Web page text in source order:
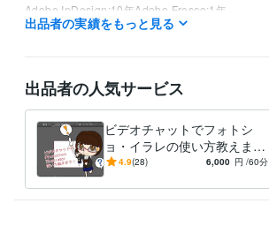
Adobe InDesign:10年Adobe Fresco:1年
AdobeExtendScript:3年
得意分野
デザイン制作 Illustrator等使い方指導
出品者の実績をもっと見る
出品者の人気サービス
ビデオチャットでフォトシ
ョ・イラレの使い方教えます
初心者でも大丈夫！基本的な
す。
4.9(28) 6,000 円 /60分